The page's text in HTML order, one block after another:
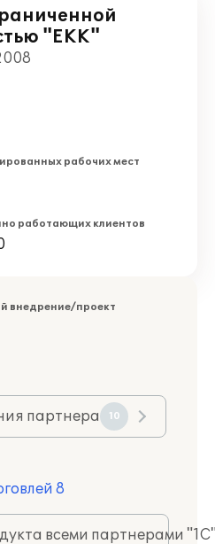
"ЕКК"
рабочих мест
работающих клиентов
внедрение/проект
партнера 10
8
всеми партнерами